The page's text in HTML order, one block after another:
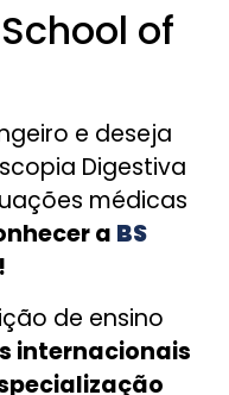
of
e deseja
Digestiva
médicas
a BS
!
de ensino
internacionais